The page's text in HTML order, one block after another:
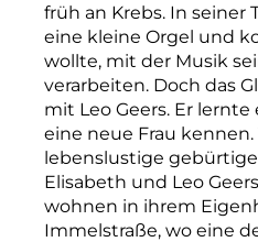
früh an Krebs. In seiner
eine kleine Orgel und
wollte, mit der Musik
verarbeiten. Doch das
mit Leo Geers. Er
eine neue Frau
lebenslustige
Elisabeth und Leo
wohnen in ihrem
Immelstraße, wo eine